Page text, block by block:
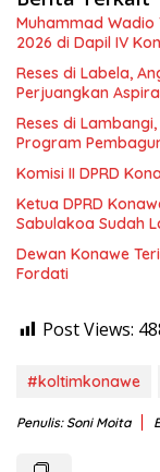
Muhammad Wadio
2026 di Dapil IV
Reses di Labela,
Perjuangkan
Reses di
Program
Komisi II DPRD
Ketua DPRD
Sabulakoa Sudah
Dewan Konawe
Fordati
Post Views:
#koltimkonawe
Penulis: Soni Moita